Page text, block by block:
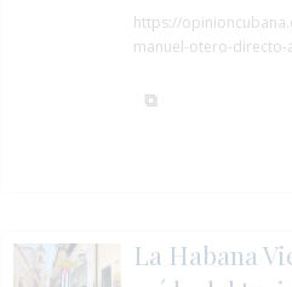
https://
manuel-otero-directo-
La Habana